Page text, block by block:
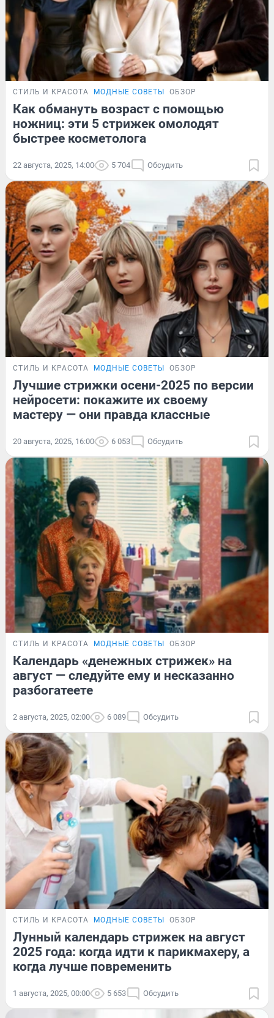
СТИЛЬ И КРАСОТА МОДНЫЕ СОВЕТЫ ОБЗОР
Как обмануть возраст с помощью
ножниц: эти 5 стрижек омолодят
быстрее косметолога
22 августа, 2025, 14:00 5 704 Обсудить
СТИЛЬ И КРАСОТА МОДНЫЕ СОВЕТЫ ОБЗОР
Лучшие стрижки осени-2025 по версии
нейросети: покажите их своему
мастеру — они правда классные
20 августа, 2025, 16:00 6 053 Обсудить
СТИЛЬ И КРАСОТА МОДНЫЕ СОВЕТЫ ОБЗОР
Календарь «денежных стрижек» на
август — следуйте ему и несказанно
разбогатеете
2 августа, 2025, 02:00 6 089 Обсудить
СТИЛЬ И КРАСОТА МОДНЫЕ СОВЕТЫ ОБЗОР
Лунный календарь стрижек на август
2025 года: когда идти к парикмахеру, а
когда лучше повременить
1 августа, 2025, 00:00 5 653 Обсудить